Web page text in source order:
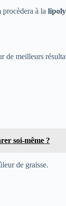
à la
meilleurs
soi-même ?
de graisse.